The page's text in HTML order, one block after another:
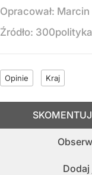
Opracował: Marcin
Źródło:
Opinie Kraj
Dodaj
SKOMENTUJ